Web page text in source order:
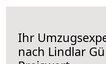
Ihr
nach Lindlar